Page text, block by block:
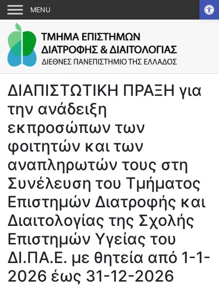
ΔΙΑΠΙΣΤΩΤΙΚΗ ΠΡΑΞΗ για
την ανάδειξη
εκπροσώπων των
φοιτητών και των
αναπληρωτών τους στη
Συνέλευση του Τμήματος
Επιστημών Διατροφής και
Διαιτολογίας της Σχολής
Επιστημών Υγείας του
ΔΙ.ΠΑ.Ε. με θητεία από 1-1-
2026 έως 31-12-2026